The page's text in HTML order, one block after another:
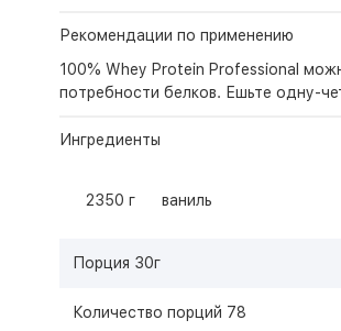
Рекомендации по применению
100% Whey Protein Professional
потребности белков. Ешьте одну-
Ингредиенты
2350 г ваниль
Порция 30г
Количество порций 78